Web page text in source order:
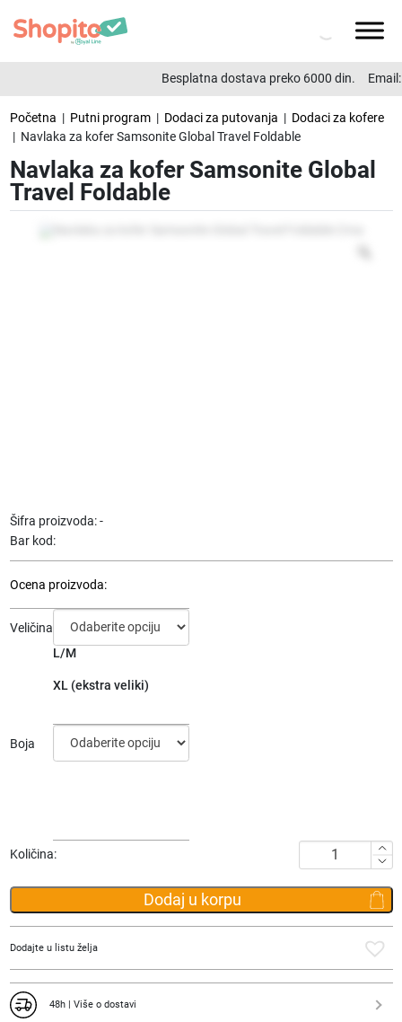
Besplatna dostava preko 6000 din. Email:
Početna | Putni program| Dodaci za putovanja | Dodaci za kofere
| Navlaka za kofer Samsonite Global Travel Foldable
Navlaka za kofer Samsonite Global
Travel Foldable
Bar kod:
Šifra proizvoda:-
Ocena proizvoda:
Veličina
L/M
XL (ekstra veliki)
Boja
Količina:
Navlaka
za
kofer
Global
količina
Dodaj u korpu
Dodajte u listu želja
48h | Više o dostavi